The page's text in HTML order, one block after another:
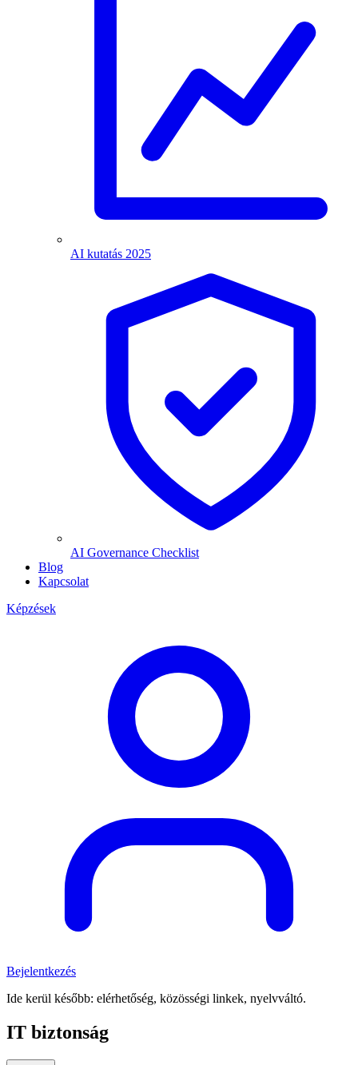
AI kutatás 2025
AI Governance Checklist
Blog
Kapcsolat
Képzések
Bejelentkezés
Ide kerül később: elérhetőség, közösségi linkek, nyelvváltó.
IT biztonság